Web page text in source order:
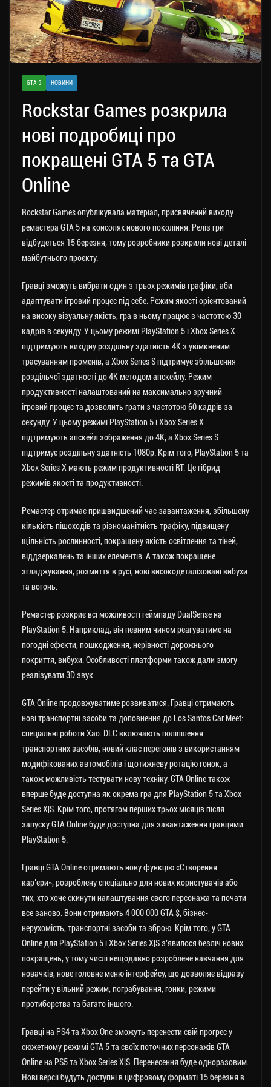
GTA 5 НОВИНИ
Rockstar Games розкрила
нові подробиці про
покращені GTA 5 та GTA
Online
Rockstar Games опублікувала матеріал, присвячений виходу
ремастера GTA 5 на консолях нового покоління. Реліз гри
відбудеться 15 березня, тому розробники розкрили нові деталі
майбутнього проєкту.
Гравці зможуть вибрати один з трьох режимів графіки, аби
адаптувати ігровий процес під себе. Режим якості орієнтований
на високу візуальну якість, гра в ньому працює з частотою 30
кадрів в секунду. У цьому режимі PlayStation 5 і Xbox Series X
підтримують вихідну роздільну здатність 4K з увімкненим
трасуванням променів, а Xbox Series S підтримує збільшення
роздільчої здатності до 4K методом апскейлу. Режим
продуктивності налаштований на максимально зручний
ігровий процес та дозволить грати з частотою 60 кадрів за
секунду. У цьому режимі PlayStation 5 і Xbox Series X
підтримують апскейл зображення до 4K, а Xbox Series S
підтримує роздільну здатність 1080p. Крім того, PlayStation 5 та
Xbox Series X мають режим продуктивності RT. Це гібрид
режимів якості та продуктивності.
Ремастер отримає пришвидшений час завантаження, збільшену
кількість пішоходів та різноманітність трафіку, підвищену
щільність рослинності, покращену якість освітлення та тіней,
віддзеркалень та інших елементів. А також покращене
згладжування, розмиття в русі, нові високодеталізовані вибухи
та вогонь.
Ремастер розкриє всі можливості геймпаду DualSense на
PlayStation 5. Наприклад, він певним чином реагуватиме на
погодні ефекти, пошкодження, нерівності дорожнього
покриття, вибухи. Особливості платформи також дали змогу
реалізувати 3D звук.
GTA Online продовжуватиме розвиватися. Гравці отримають
нові транспортні засоби та доповнення до Los Santos Car Meet:
спеціальні роботи Хао. DLC включають поліпшення
транспортних засобів, новий клас перегонів з використанням
модифікованих автомобілів і щотижневу ротацію гонок, а
також можливість тестувати нову техніку. GTA Online також
вперше буде доступна як окрема гра для PlayStation 5 та Xbox
Series X|S. Крім того, протягом перших трьох місяців після
запуску GTA Online буде доступна для завантаження гравцями
PlayStation 5.
Гравці GTA Online отримають нову функцію «Створення
кар’єри», розроблену спеціально для нових користувачів або
тих, хто хоче скинути налаштування свого персонажа та почати
все заново. Вони отримають 4 000 000 GTA $, бізнес-
нерухомість, транспортні засоби та зброю. Крім того, у GTA
Online для PlayStation 5 і Xbox Series X|S з’явилося безліч нових
покращень, у тому числі нещодавно розроблене навчання для
новачків, нове головне меню інтерфейсу, що дозволяє відразу
перейти у вільний режим, пограбування, гонки, режими
протиборства та багато іншого.
Гравці на PS4 та Xbox One зможуть перенести свій прогрес у
сюжетному режимі GTA 5 та своїх поточних персонажів GTA
Online на PS5 та Xbox Series X|S. Перенесення буде одноразовим.
Нові версії будуть доступні в цифровому форматі 15 березня в